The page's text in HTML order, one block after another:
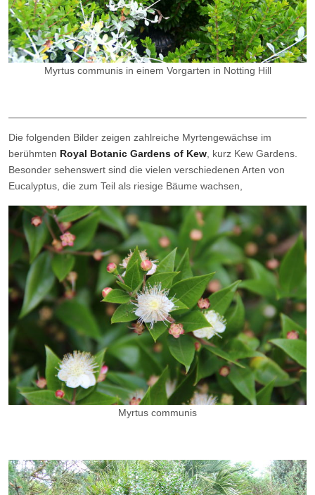
Myrtus communis in einem Vorgarten in Notting Hill
Die folgenden Bilder zeigen zahlreiche Myrtengewächse im
berühmten Royal Botanic Gardens of Kew , kurz Kew Gardens.
Besonder sehenswert sind die vielen verschiedenen Arten von
Eucalyptus, die zum Teil als riesige Bäume wachsen,
Myrtus communis